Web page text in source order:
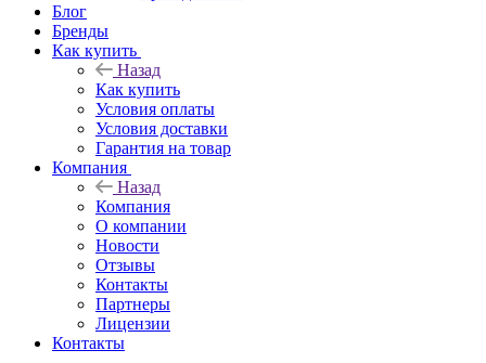
Блог
Бренды
Как купить
Назад
Как купить
Условия оплаты
Условия доставки
Гарантия на товар
Компания
Назад
Компания
О компании
Новости
Отзывы
Контакты
Партнеры
Лицензии
Контакты